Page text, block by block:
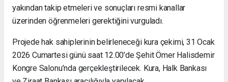
yakından takip etmeleri ve sonuçları resmi kanallar
üzerinden öğrenmeleri gerektiğini vurguladı.
Projede hak sahiplerinin belirleneceği kura çekimi, 31 Ocak
2026 Cumartesi günü saat 12.00’de Şehit Ömer Halisdemir
Kongre Salonu’nda gerçekleştirilecek. Kura, Halk Bankası